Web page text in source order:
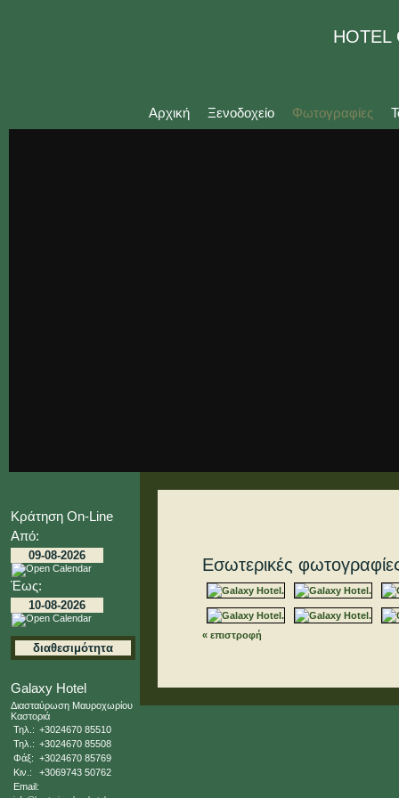
Αρχική Ξενοδοχείο Φωτογραφίες
HOTEL
Εσωτερικές
« επιστροφή
Κράτηση On-Line
Από:
Έως:
Galaxy Hotel
Διασταύρωση Μαυροχωρίου
Καστοριά
Τηλ.: +3024670 85510
Τηλ.: +3024670 85508
Φάξ: +3024670 85769
Κιν.:
+3069743 50762
Email: